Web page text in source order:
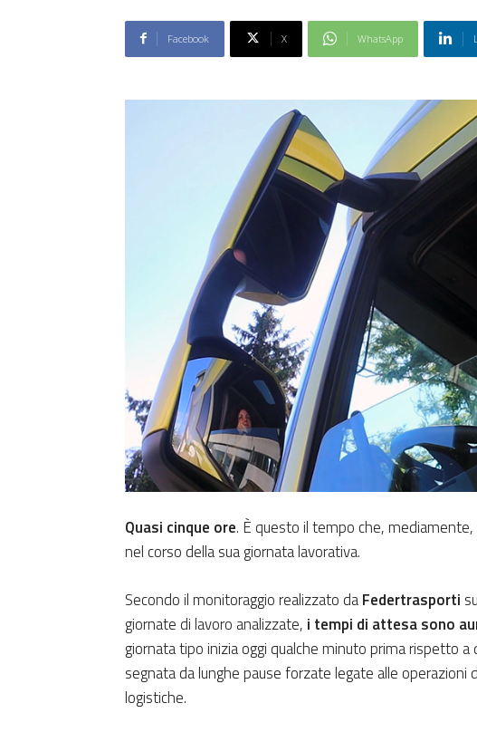
Facebook X WhatsApp
Quasi cinque ore. È questo il tempo che,
nel corso della sua giornata lavorativa.
Secondo il monitoraggio realizzato daFedertrasporti
giornate di lavoro analizzate, i tempi di attesa sono
giornata tipo inizia oggi qualche minuto prima rispetto
segnata da lunghe pause forzate legate alle operazioni
logistiche.